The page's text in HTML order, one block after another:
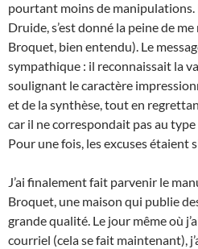
pourtant moins de manipulations.
Druide, s’est donné la peine de
Broquet, bien entendu). Le
sympathique : il reconnaissait la
soulignant le caractère
et de la synthèse, tout en
car il ne correspondait pas au type
Pour une fois, les excuses étaient
J’ai finalement fait parvenir le
Broquet, une maison qui publie
grande qualité. Le jour même où
courriel (cela se fait maintenant),